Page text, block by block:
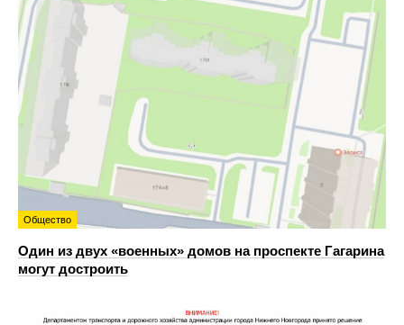
Общество
Один из двух «военных» домов на проспекте Гагарина
могут достроить